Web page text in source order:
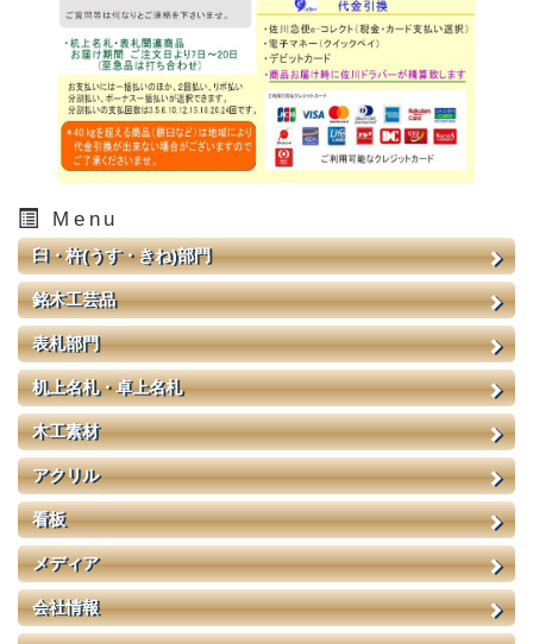
Menu
臼・杵(うす・きね)部門
銘木工芸品
表札部門
机上名札・卓上名札
木工素材
アクリル
看板
メディア
会社情報